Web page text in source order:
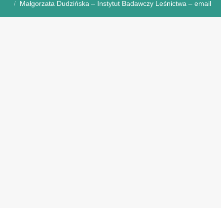
Małgorzata Dudzińska – Instytut Badawczy Leśnictwa – email